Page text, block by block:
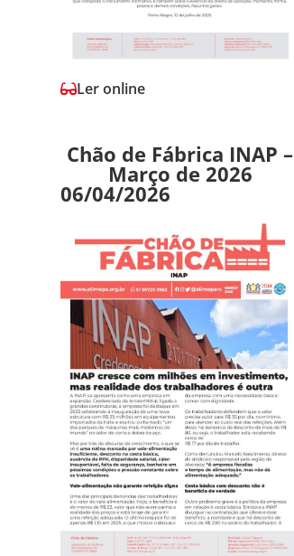
Ler online
Chão de Fábrica INAP –
Março de 2026
06/04/2026